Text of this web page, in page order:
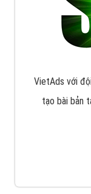
VietAds với
tạo bài bản